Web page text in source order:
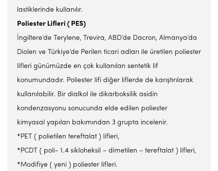
lastiklerinde kullanılır.
Poliester Lifleri ( PES)
İngiltere’de Terylene, Trevira, ABD’de Dacron, Almanya’da
Diolen ve Türkiye’de Perilen ticari adları ile üretilen poliester
lifleri günümüzde en çok kullanılan sentetik lif
konumundadır. Poliester lifi diğer liflerde de karıştırılarak
kullanılabilir. Bir dialkol ile dikarboksilik asidin
kondenzasyonu sonucunda elde edilen poliester
kimyasal yapıları bakımından 3 grupta incelenir.
*PET ( polietilen tereftalat ) lifleri,
*PCDT ( poli- 1.4 sikloheksil – dimetilen – tereftalat ) lifleri,
*Modifiye ( yeni ) poliester lifleri.